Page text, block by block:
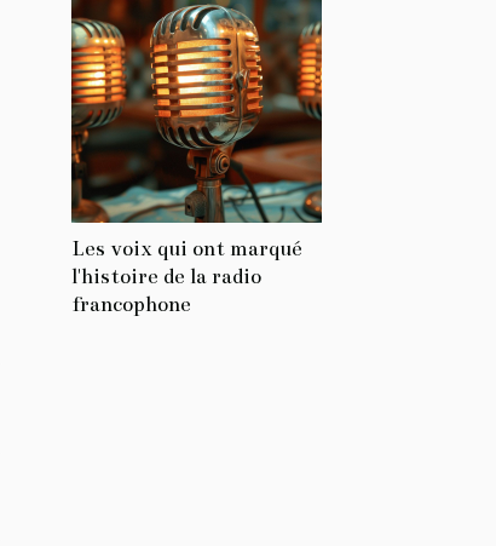
Les voix qui ont marqué
l'histoire de la radio
francophone